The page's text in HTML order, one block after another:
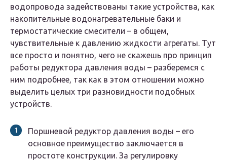
водопровода задействованы такие устройства, как
накопительные водонагревательные баки и
термостатические смесители – в общем,
чувствительные к давлению жидкости агрегаты. Тут
все просто и понятно, чего не скажешь про принцип
работы редуктора давления воды – разберемся с
ним подробнее, так как в этом отношении можно
выделить целых три разновидности подобных
устройств.
Поршневой редуктор давления воды – его
основное преимущество заключается в
простоте конструкции. За регулировку